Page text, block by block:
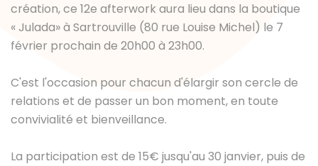
création, ce 12e afterwork aura lieu dans la boutique
« Julada» à Sartrouville (80 rue Louise Michel) le 7
février prochain de 20h00 à 23h00.
C'est l'occasion pour chacun d'élargir son cercle de
relations et de passer un bon moment, en toute
convivialité et bienveillance.
La participation est de 15€ jusqu'au 30 janvier, puis de